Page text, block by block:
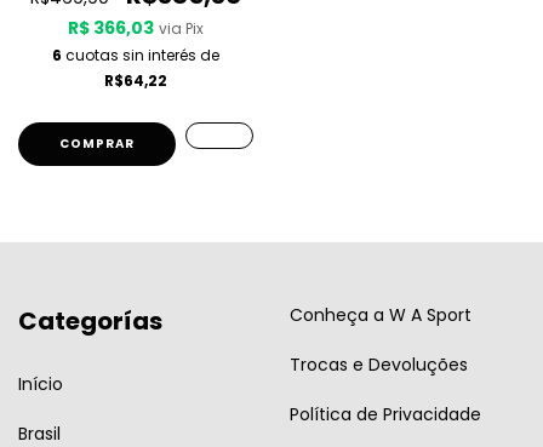
R$ 366,03 via Pix
6 cuotas sin interés de
R$64,22
Categorías
Início
Brasil
Conheça a W A Sport
Trocas e Devoluções
Política de Privacidade